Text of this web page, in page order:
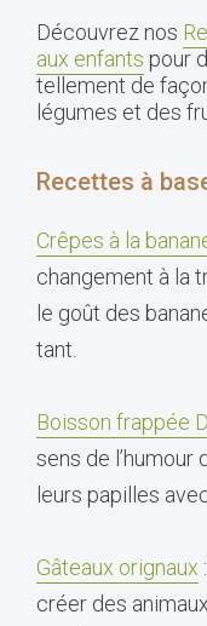
Découvrez nos
aux enfants pour
tellement de
légumes et des
Recettes à
Crêpes à la
changement à la
le goût des
tant.
Boisson frappée
sens de
leurs papilles
Gâteaux orignaux
créer des